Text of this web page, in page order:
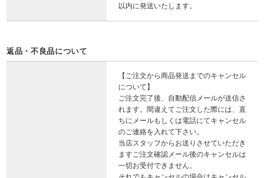
以内に発送いたします。
返品・不良品について
【ご注文から商品発送までのキャンセル
について】
ご注文完了後、自動配信メールが送信さ
れます。間違えてご注文した際には、直
ちにメールもしくは電話にてキャンセル
のご連絡を入れて下さい。
当店スタッフからお送りさせていただき
ますご注文確認メール後のキャンセルは
一切お受付できません。